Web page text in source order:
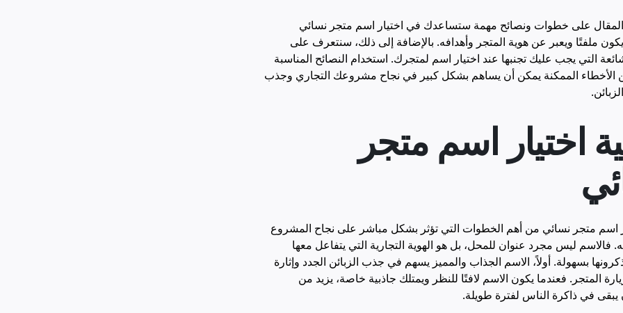
المقال على خطوات ونصائح مهمة ستساعدك في اختيار اسم متجر نسائي
يكون ملفتًا ويعبر عن هوية المتجر وأهدافه. بالإضافة إلى ذلك، سنتعرف على
التي يجب عليك تجنبها عند اختيار اسم لمتجرك. استخدام النصائح المناسبة
عن الأخطاء الممكنة يمكن أن يساهم بشكل كبير في نجاح مشروعك التجاري وجذب
اختيار اسم متجر
اسم متجر نسائي من أهم الخطوات التي تؤثر بشكل مباشر على نجاح المشروع
فالاسم ليس مجرد عنوان للمحل، بل هو الهوية التجارية التي يتفاعل معها
بسهولة. أولاً، الاسم الجذاب والمميز يسهم في جذب الزبائن الجدد وإثارة
المتجر. فعندما يكون الاسم لافتًا للنظر ويمتلك جاذبية خاصة، يزيد من
يبقى في ذاكرة الناس لفترة طويلة.